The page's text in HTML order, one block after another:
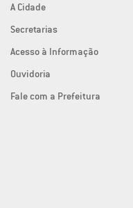
A Cidade
Secretarias
Acesso à Informação
Ouvidoria
Fale com a Prefeitura